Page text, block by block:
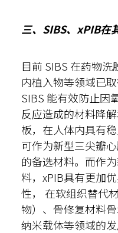
三、SIBS、xPIB在
目前 SIBS 在药物
内植入物等领域已
SIBS 能有效防止因
反应造成的材料降
板，在人体内具有
可作为新型三尖瓣
的备选材料。而作
料，xPIB具有更加
性， 在软组织替代
物）、骨修复材料
纳米载体等领域的